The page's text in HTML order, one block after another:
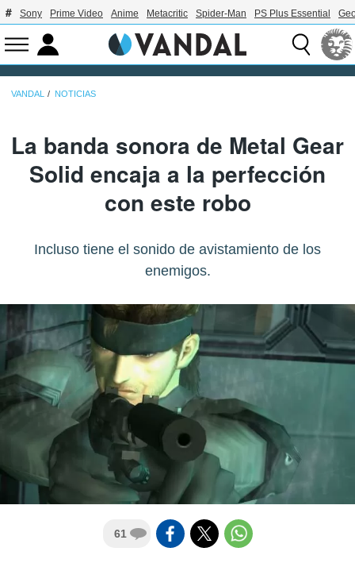
Sony Prime Video Anime Metacritic Spider-Man PS Plus Essential
VANDAL NOTICIAS
La banda sonora de Metal Gear
Solid encaja a la perfección
con este robo
Incluso tiene el sonido de avistamiento de los
enemigos.
61